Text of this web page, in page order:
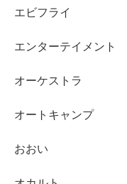
エビフライ
エンターテイメント
オーケストラ
オートキャンプ
おおい